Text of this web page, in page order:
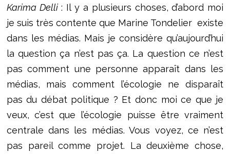
Karima Delli: Il y a plusieurs choses, d’abord moi
je suis très contente que Marine Tondelier existe
dans les médias. Mais je considère qu’aujourd’hui
la question ça n’est pas ça. La question ce n’est
pas comment une personne apparaît dans les
médias, mais comment l’écologie ne disparaît
pas du débat politique ? Et donc moi ce que je
veux, c’est que l’écologie puisse être vraiment
centrale dans les médias. Vous voyez, ce n’est
pas pareil comme projet. La deuxième chose,